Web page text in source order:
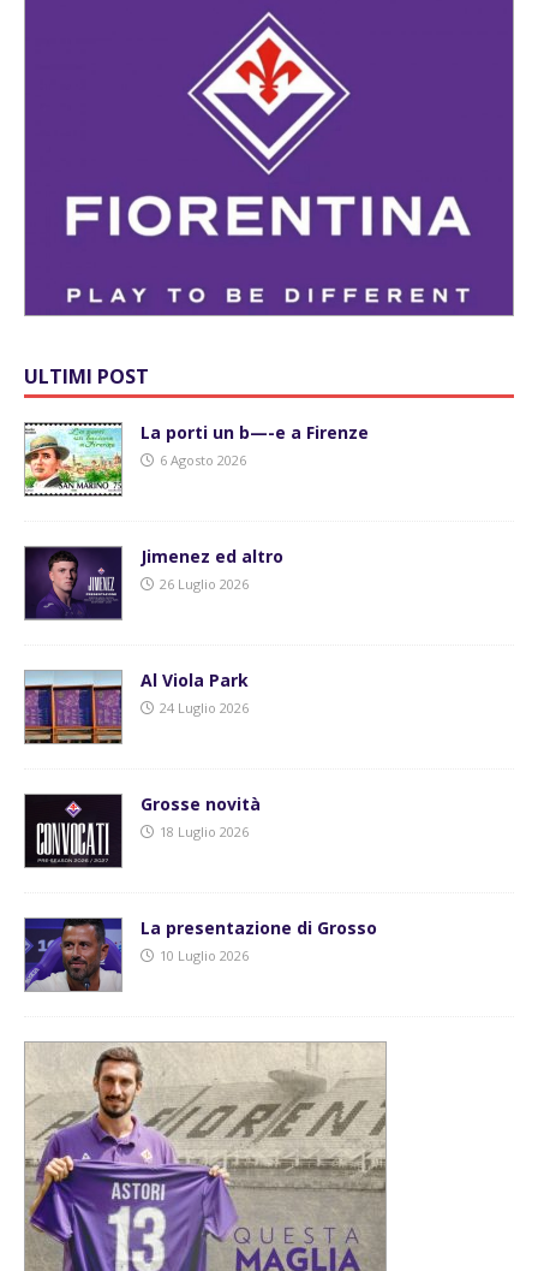
ULTIMI POST
La porti un b—-e a Firenze
6 Agosto 2026
Jimenez ed altro
26 Luglio 2026
Al Viola Park
24 Luglio 2026
Grosse novità
18 Luglio 2026
La presentazione di Grosso
10 Luglio 2026